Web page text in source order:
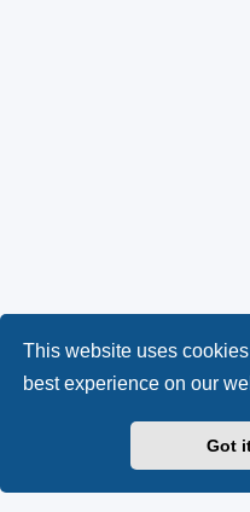
This website uses
best experience on our
Got